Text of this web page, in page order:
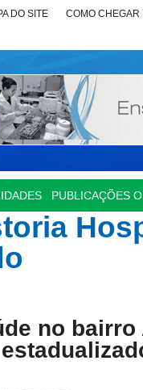
DO SITE COMO CHEGAR
PUBLICAÇÕES
no